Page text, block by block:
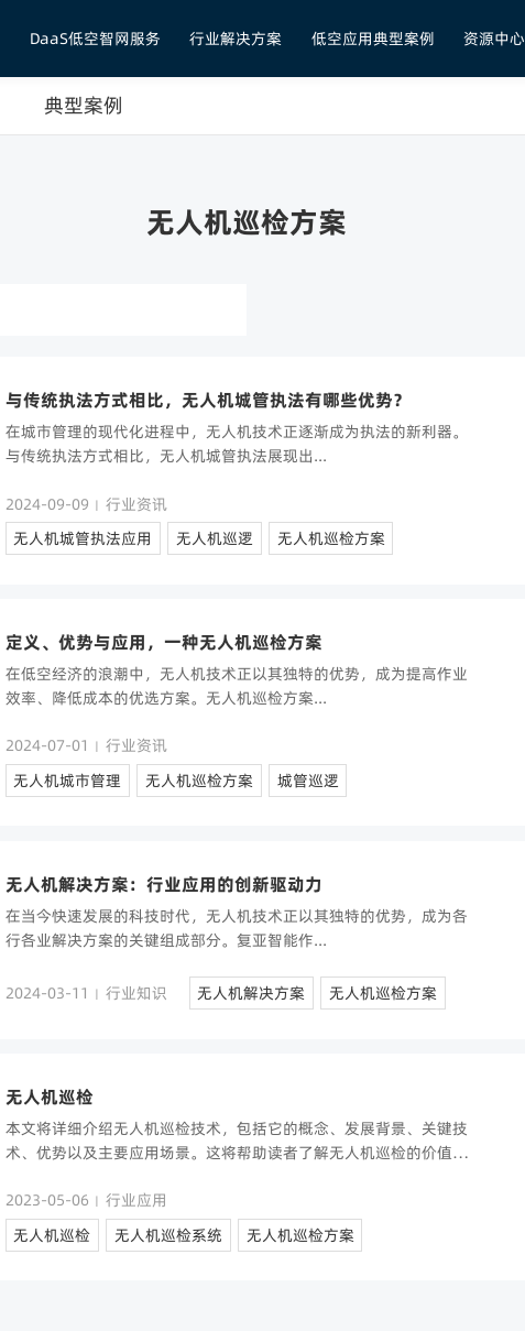
DaaS低空智网服务 行业解决方案 低空应用典型案例 资源中心
典型案例
无人机巡检方案
与传统执法方式相比，无人机城管执法有哪些优势？
在城市管理的现代化进程中，无人机技术正逐渐成为执法的新利器。
与传统执法方式相比，无人机城管执法展现出...
2024-09-09 | 行业资讯
无人机城管执法应用
无人机巡逻 无人机巡检方案
定义、优势与应用，一种无人机巡检方案
在低空经济的浪潮中，无人机技术正以其独特的优势，成为提高作业
效率、降低成本的优选方案。无人机巡检方案...
2024-07-01 | 行业资讯
无人机城市管理
无人机巡检方案 城管巡逻
无人机解决方案：行业应用的创新驱动力
在当今快速发展的科技时代，无人机技术正以其独特的优势，成为各
行各业解决方案的关键组成部分。复亚智能作...
2024-03-11 | 行业知识 无人机解决方案 无人机巡检方案
​无人机巡检
本文将详细介绍无人机巡检技术，包括它的概念、发展背景、关键技
术、优势以及主要应用场景。这将帮助读者了解无人机巡检的价值和
2023-05-06 | 行业应用
无人机巡检
无人机巡检系统 无人机巡检方案